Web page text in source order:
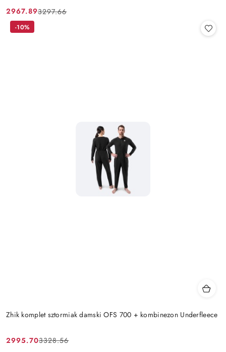
Cena
promocyjna:
2967.89
Cena
przed
3297.66
Zhik komplet sztormiak damski OFS 700 + kombinezon Underfleece
Cena
2995.70
Cena
3328.56
-10%